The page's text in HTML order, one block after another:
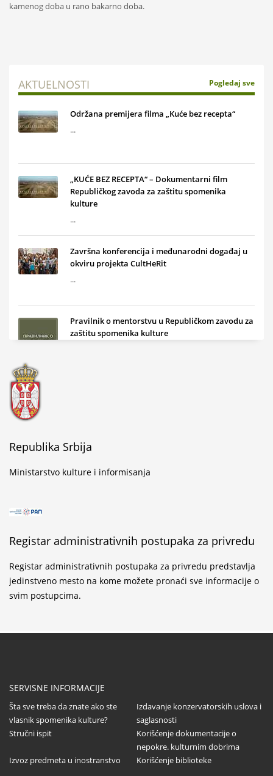
kamenog doba u rano bakarno doba.
AKTUELNOSTI Pogledaj sve
Održana premijera filma „Kuće bez recepta“
...
„KUĆE BEZ RECEPTA“ – Dokumentarni film
Republičkog zavoda za zaštitu spomenika
kulture
...
Završna konferencija i međunarodni događaj u
okviru projekta CultHeRit
...
Pravilnik o mentorstvu u Republičkom zavodu za
zaštitu spomenika kulture
...
Konzervatorsko-restauratorski radovi na Altun-
alem džamiji u Novom Pazaru
Dodela nagrada Društva konzervatora Srbije
...
Republika Srbija
Ministarstvo kulture i informisanja
Registar administrativnih postupaka za privredu
Registar administrativnih postupaka za privredu predstavlja
jedinstveno mesto na kome možete pronaći sve informacije o
svim postupcima.
SERVISNE INFORMACIJE
Šta sve treba da znate ako ste
vlasnik spomenika kulture?
Izdavanje konzervatorskih uslova i
saglasnosti
Stručni ispit
Korišćenje dokumentacije o
nepokre. kulturnim dobrima
Izvoz predmeta u inostranstvo
Korišćenje biblioteke